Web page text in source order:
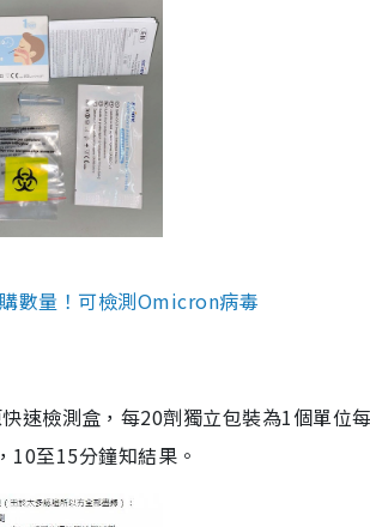
數量！可檢測Omicron病毒
速檢測盒，每20劑獨立包裝為1個單位
至15分鐘知結果。